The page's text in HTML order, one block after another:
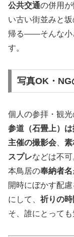
公共交通の併用
い古い街並みと
帰る――そんな小
す。
写真OK・NG
個人の参拝・観
参道（石畳上）
主催の撮影会
素
スプレなどは不可
本鳥居の奉納者名
開時にぼかす配
にして、 祈りの
そ、誰にとって